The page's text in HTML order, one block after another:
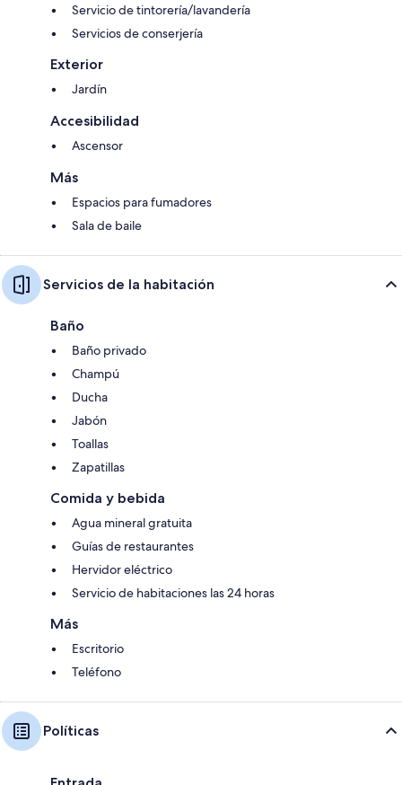
Servicio de tintorería/lavandería
Servicios de conserjería
Exterior
Jardín
Accesibilidad
Ascensor
Más
Espacios para fumadores
Sala de baile
Servicios de la habitación
Baño
Baño privado
Champú
Ducha
Jabón
Toallas
Zapatillas
Comida y bebida
Agua mineral gratuita
Guías de restaurantes
Hervidor eléctrico
Servicio de habitaciones las 24 horas
Más
Escritorio
Teléfono
Políticas